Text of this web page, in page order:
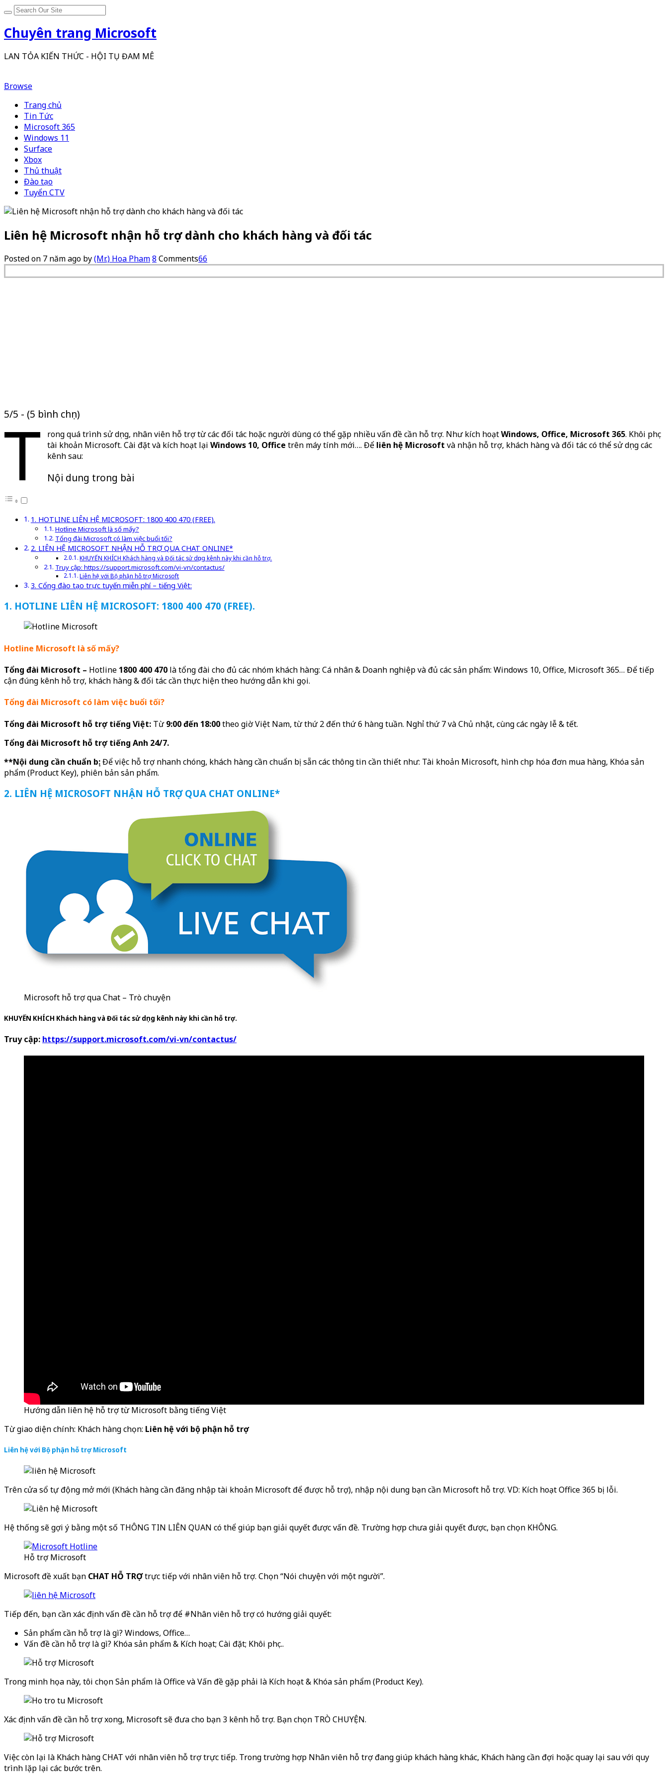
Chuyên trang Microsoft
LAN TỎA KIẾN THỨC - HỘI TỤ ĐAM MÊ
Browse
Trang chủ
Tin Tức
Microsoft 365
Windows 11
Surface
Xbox
Thủ thuật
Đào tạo
Tuyển CTV
Liên hệ Microsoft nhận hỗ trợ dành cho khách hàng và đối tác
Posted on 7 năm ago by(Mr.) Hoa Pham8 Comments66
5/5 - (5 bình chọn)
T rong quá trình sử dụng, nhân viên hỗ trợ từ các đối tác hoặc người dùng có thể gặp nhiều vấn đề cần hỗ trợ. Như kích hoạtWindows, Office, Microsoft 365. Khôi phục
tài khoản Microsoft. Cài đặt và kích hoạt lạiWindows 10, Office trên máy tính mới…. Để liên hệ Microsoft và nhận hỗ trợ, khách hàng và đối tác có thể sử dụng các
kênh sau:
Nội dung trong bài
1. HOTLINE LIÊN HỆ MICROSOFT: 1800 400 470 (FREE).
Hotline Microsoft là số mấy?
Tổng đài Microsoft có làm việc buổi tối?
2. LIÊN HỆ MICROSOFT NHẬN HỖ TRỢ QUA CHAT ONLINE*
KHUYẾN KHÍCH Khách hàng và Đối tác sử dụng kênh này khi cần hỗ trợ.
Truy cập: https://support.microsoft.com/vi-vn/contactus/
Liên hệ với Bộ phận hỗ trợ Microsoft
3. Cổng đào tạo trực tuyến miễn phí – tiếng Việt:
1. HOTLINE LIÊN HỆ MICROSOFT: 1800 400 470 (FREE).
Hotline Microsoft là số mấy?
Tổng đài Microsoft – Hotline 1800 400 470 là tổng đài cho đủ các nhóm khách hàng: Cá nhân & Doanh nghiệp và đủ các sản phẩm: Windows 10, Office, Microsoft 365… Để tiếp
cận đúng kênh hỗ trợ, khách hàng & đối tác cần thực hiện theo hướng dẫn khi gọi.
Tổng đài Microsoft có làm việc buổi tối?
Tổng đài Microsoft hỗ trợ tiếng Việt: Từ9:00 đến 18:00theo giờ Việt Nam, từ thứ 2 đến thứ 6 hàng tuần. Nghỉ thứ 7 và Chủ nhật, cùng các ngày lễ & tết.
Tổng đài Microsoft hỗ trợ tiếng Anh 24/7.
**Nội dung cần chuẩn bị:Để việc hỗ trợ nhanh chóng, khách hàng cần chuẩn bị sẵn các thông tin cần thiết như: Tài khoản Microsoft, hình chụp hóa đơn mua hàng, Khóa sản
phẩm (Product Key), phiên bản sản phẩm.
2. LIÊN HỆ MICROSOFT NHẬN HỖ TRỢ QUA CHAT ONLINE*
Microsoft hỗ trợ qua Chat – Trò chuyện
KHUYẾN KHÍCH Khách hàng và Đối tác sử dụng kênh này khi cần hỗ trợ.
Truy cập: https://support.microsoft.com/vi-vn/contactus/
Hướng dẫn liên hệ hỗ trợ từ Microsoft bằng tiếng Việt
Từ giao diện chính: Khách hàng chọn: Liên hệ với bộ phận hỗ trợ
Liên hệ với Bộ phận hỗ trợ Microsoft
Trên cửa sổ tự động mở mới (Khách hàng cần đăng nhập tài khoản Microsoft để được hỗ trợ), nhập nội dung bạn cần Microsoft hỗ trợ. VD: Kích hoạt Office 365 bị lỗi.
Hệ thống sẽ gợi ý bằng một số THÔNG TIN LIÊN QUAN có thể giúp bạn giải quyết được vấn đề. Trường hợp chưa giải quyết được, bạn chọn KHÔNG.
Hỗ trợ Microsoft
Microsoft đề xuất bạn CHAT HỖ TRỢtrực tiếp với nhân viên hỗ trợ. Chọn “Nói chuyện với một người”.
Tiếp đến, bạn cần xác định vấn đề cần hỗ trợ để #Nhân viên hỗ trợ có hướng giải quyết:
Sản phẩm cần hỗ trợ là gì? Windows, Office…
Vấn đề cần hỗ trợ là gì? Khóa sản phẩm & Kích hoạt; Cài đặt; Khôi phục..
Trong minh họa này, tôi chọn Sản phẩm là Office và Vấn đề gặp phải là Kích hoạt & Khóa sản phẩm (Product Key).
Xác định vấn đề cần hỗ trợ xong, Microsoft sẽ đưa cho bạn 3 kênh hỗ trợ. Bạn chọn TRÒ CHUYỆN.
Việc còn lại là Khách hàng CHAT với nhân viên hỗ trợ trực tiếp. Trong trường hợp Nhân viên hỗ trợ đang giúp khách hàng khác, Khách hàng cần đợi hoặc quay lại sau với quy
trình lặp lại các bước trên.